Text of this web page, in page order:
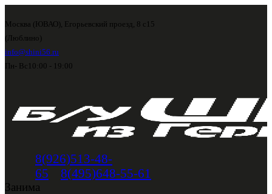
Москва (ЮВАО), Егорьевский проезд, 8 с15
(Люблино)
info@shini56.ru
Пн- Вс 10:00 - 19:00
8(926)513-48-
65
8(495)648-55-61
Занима